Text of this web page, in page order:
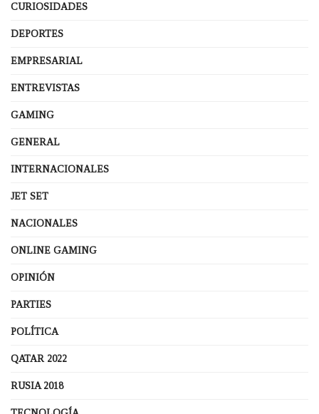
CURIOSIDADES
DEPORTES
EMPRESARIAL
ENTREVISTAS
GAMING
GENERAL
INTERNACIONALES
JET SET
NACIONALES
ONLINE GAMING
OPINIÓN
PARTIES
POLÍTICA
QATAR 2022
RUSIA 2018